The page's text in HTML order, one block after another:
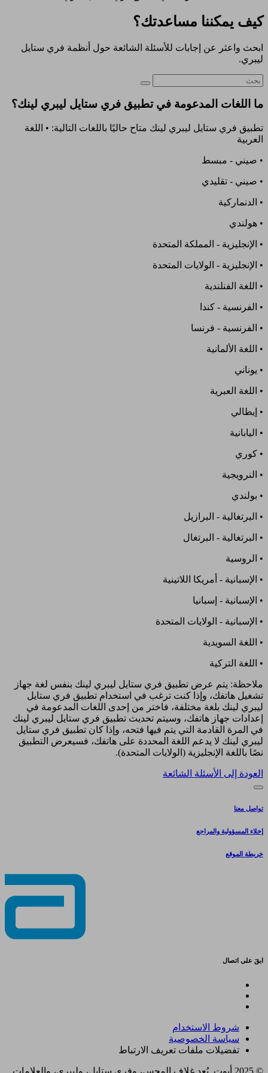
كيف يمكننا مساعدتك؟
ابحث واعثر عن إجابات للأسئلة الشائعة حول أنظمة فري ستايل
ليبري.
ما اللغات المدعومة في تطبيق فري ستايل ليبري لينك؟
تطبيق فري ستايل ليبري لينك متاح حاليًا باللغات التالية: • اللغة
العربية
• صيني - مبسط
• صيني - تقليدي
• الدنماركية
• هولندي
• الإنجليزية - المملكة المتحدة
• الإنجليزية - الولايات المتحدة
• اللغة الفنلندية
• الفرنسية - كندا
• الفرنسية - فرنسا
• اللغة الألمانية
• يوناني
• اللغة العبرية
• إيطالي
• اليابانية
• كوري
• النرويجية
• بولندي
• البرتغالية - البرازيل
• البرتغالية - البرتغال
• الروسية
• الإسبانية - أمريكا اللاتينية
• الإسبانية - إسبانيا
• الإسبانية - الولايات المتحدة
• اللغة السويدية
• اللغة التركية
ملاحظة: يتم عرض تطبيق فري ستايل ليبري لينك بنفس لغة جهاز
تشغيل هاتفك، وإذا كنت ترغب في استخدام تطبيق فري ستايل
ليبري لينك بلغة مختلفة، فاختر من إحدى اللغات المدعومة في
إعدادات جهاز هاتفك، وسيتم تحديث تطبيق فري ستايل ليبري لينك
في المرة القادمة التي يتم فيها فتحه، وإذا كان تطبيق فري ستايل
ليبري لينك لا يدعم اللغة المحددة على هاتفك، فسيعرض التطبيق
نصًا باللغة الإنجليزية (الولايات المتحدة).
العودة إلى الأسئلة الشائعة
تواصل معنا
إخلاء المسؤولية والمراجع
خريطة الموقع
ابقَ على اتصال
شروط الاستخدام
سياسة الخصوصية
تفضيلات ملفات تعريف الارتباط